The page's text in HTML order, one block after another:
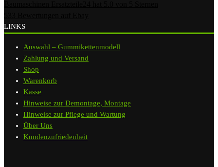
LINKS
Auswahl – Gummikettenmodell
Zahlung und Versand
Shop
Warenkorb
Kasse
Hinweise zur Demontage, Montage
Hinweise zur Pflege und Wartung
Über Uns
Kundenzufriedenheit